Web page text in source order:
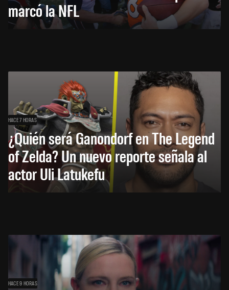
marcó la NFL
HACE 7 HORAS
¿Quién será Ganondorf en The Legend
of Zelda? Un nuevo reporte señala al
actor Uli Latukefu
HACE 9 HORAS